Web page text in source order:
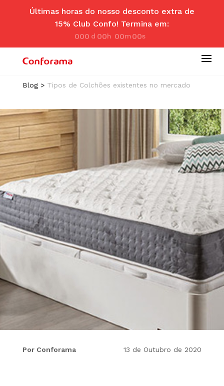
Últimas horas do nosso desconto extra de
15% Club Confo! Termina em:
000 d
ay
00hr
s
00m
in
00se
c
Blog> Tipos de Colchões existentes no mercado
Por Conforama 13 de Outubro de 2020